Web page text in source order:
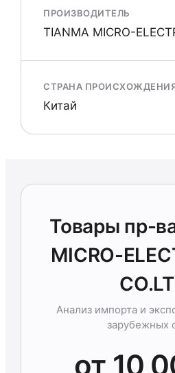
ПРОИЗВОДИТЕЛЬ
TIANMA MICRO-
СТРАНА
Китай
Товары пр-
MICRO-
Анализ импорта и
зарубежных
от 10